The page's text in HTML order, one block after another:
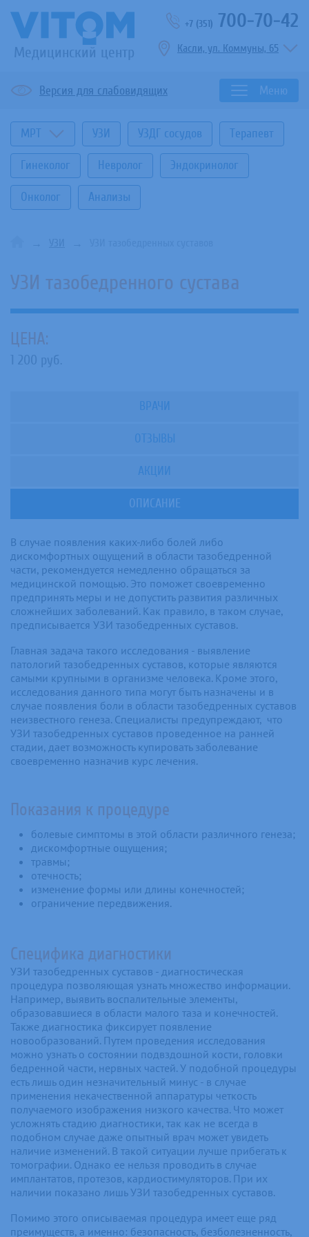
Медицинский центр
Версия для слабовидящих
Касли, ул. Коммуны, 65
+7 (351) 700-70-42
Меню
МРТ УЗИ УЗДГ сосудов Терапевт
Гинеколог Невролог Эндокринолог
Онколог Анализы
УЗИ тазобедренного сустава
ЦЕНА:
1 200 руб.
ОПИСАНИЕ
ВРАЧИ
ОТЗЫВЫ
АКЦИИ
В случае появления каких-либо болей либо
дискомфортных ощущений в области тазобедренной
части, рекомендуется немедленно обращаться за
медицинской помощью. Это поможет своевременно
предпринять меры и не допустить развития различных
сложнейших заболеваний. Как правило, в таком случае,
предписывается УЗИ тазобедренных суставов.
Главная задача такого исследования - выявление
патологий тазобедренных суставов, которые являются
самыми крупными в организме человека. Кроме этого,
исследования данного типа могут быть назначены и в
случае появления боли в области тазобедренных суставов
неизвестного генеза. Специалисты предупреждают, что
УЗИ тазобедренных суставов проведенное на ранней
стадии, дает возможность купировать заболевание
своевременно назначив курс лечения.
Показания к процедуре
болевые симптомы в этой области различного генеза;
дискомфортные ощущения;
травмы;
отечность;
изменение формы или длины конечностей;
ограничение передвижения.
Специфика диагностики
УЗИ тазобедренных суставов - диагностическая
процедура позволяющая узнать множество информации.
Например, выявить воспалительные элементы,
образовавшиеся в области малого таза и конечностей.
Также диагностика фиксирует появление
новообразований. Путем проведения исследования
можно узнать о состоянии подвздошной кости, головки
бедренной части, нервных частей. У подобной процедуры
есть лишь один незначительный минус - в случае
применения некачественной аппаратуры четкость
получаемого изображения низкого качества. Что может
усложнять стадию диагностики, так как не всегда в
подобном случае даже опытный врач может увидеть
наличие изменений. В такой ситуации лучше прибегать к
томографии. Однако ее нельзя проводить в случае
имплантатов, протезов, кардиостимуляторов. При их
наличии показано лишь УЗИ тазобедренных суставов.
Помимо этого описываемая процедура имеет еще ряд
преимуществ, а именно: безопасность, безболезненность,